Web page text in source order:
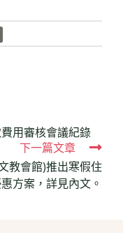
用審核會議紀錄
下一篇文章
教會館)推出寒假住
方案，詳見內文。